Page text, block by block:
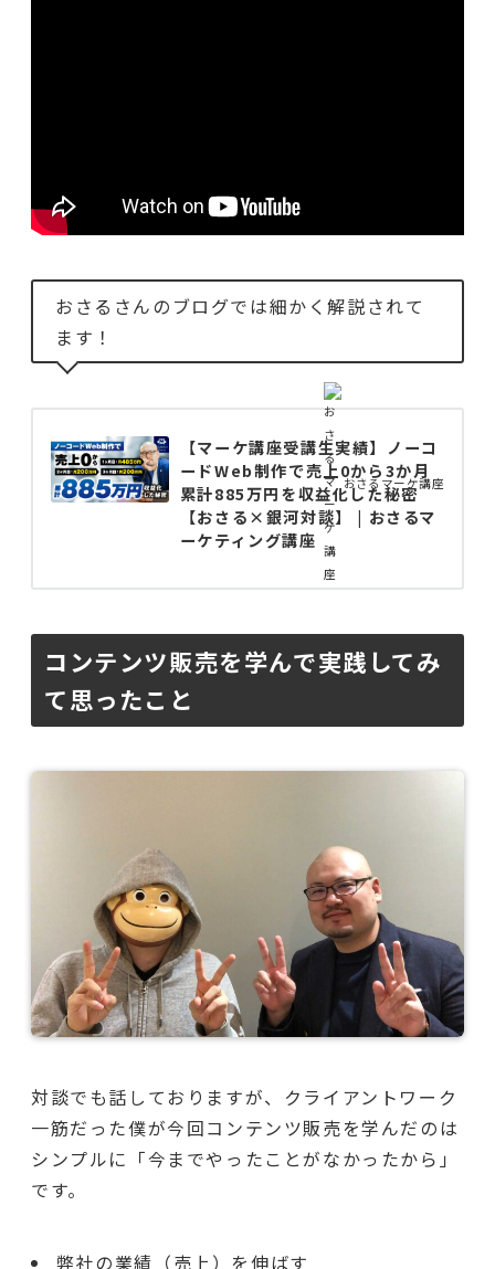
おさるさんのブログでは細かく解説されて
ます！
【マーケ講座受講生実績】ノーコ
ードWeb制作で売上0から3か月
累計885万円を収益化した秘密
【おさる×銀河対談】 | おさるマ
ーケティング講座
おさるマーケ講座
コンテンツ販売を学んで実践してみ
て思ったこと
対談でも話しておりますが、クライアントワーク
一筋だった僕が今回コンテンツ販売を学んだのは
シンプルに「今までやったことがなかったから」
です。
弊社の業績（売上）を伸ばす